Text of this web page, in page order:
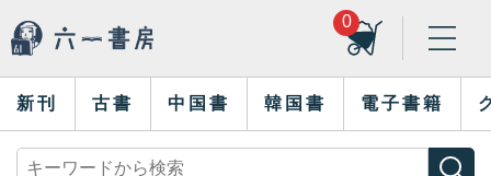
0
新刊 古書 中国書 韓国書 電子書籍